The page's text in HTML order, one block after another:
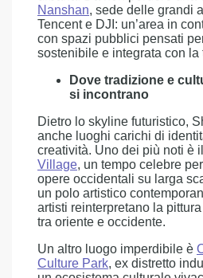
Nanshan, sede delle grandi
Tencent e DJI: un’area in
con spazi pubblici pensati
sostenibile e integrata con la
Dove tradizione e
si incontrano
Dietro lo skyline futuristico,
anche luoghi carichi di
creatività. Uno dei più noti è il
Village, un tempo celebre
opere occidentali su larga
un polo artistico
artisti reinterpretano la
tra oriente e occidente.
Un altro luogo imperdibile è
Culture Park, ex distretto